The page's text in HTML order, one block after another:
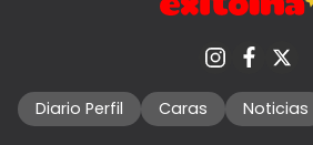
Diario Perfil Caras Noticias